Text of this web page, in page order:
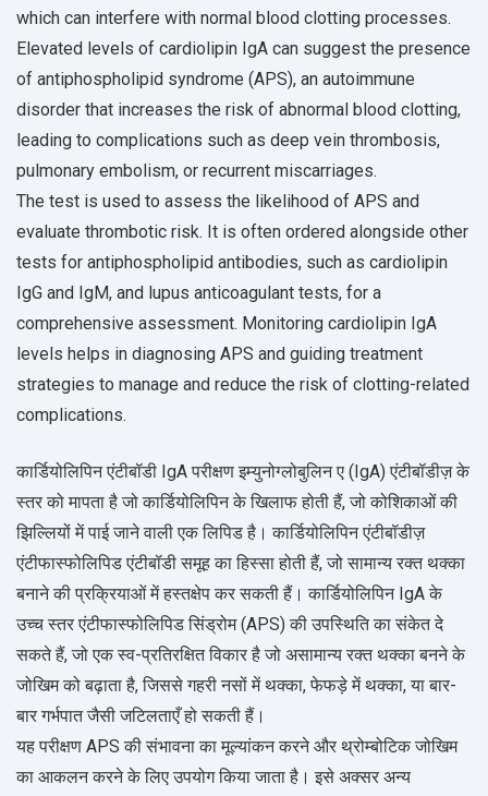
which can interfere with normal blood clotting processes.
Elevated levels of cardiolipin IgA can suggest the presence
of antiphospholipid syndrome (APS), an autoimmune
disorder that increases the risk of abnormal blood clotting,
leading to complications such as deep vein thrombosis,
pulmonary embolism, or recurrent miscarriages.
The test is used to assess the likelihood of APS and
evaluate thrombotic risk. It is often ordered alongside other
tests for antiphospholipid antibodies, such as cardiolipin
IgG and IgM, and lupus anticoagulant tests, for a
comprehensive assessment. Monitoring cardiolipin IgA
levels helps in diagnosing APS and guiding treatment
strategies to manage and reduce the risk of clotting-related
complications.
कार्डियोलिपिन एंटीबॉडी IgA परीक्षण इम्युनोग्लोबुलिन ए (IgA) एंटीबॉडीज़ के
स्तर को मापता है जो कार्डियोलिपिन के खिलाफ होती हैं, जो कोशिकाओं की
झिल्लियों में पाई जाने वाली एक लिपिड है। कार्डियोलिपिन एंटीबॉडीज़
एंटीफास्फोलिपिड एंटीबॉडी समूह का हिस्सा होती हैं, जो सामान्य रक्त थक्का
बनाने की प्रक्रियाओं में हस्तक्षेप कर सकती हैं। कार्डियोलिपिन IgA के
उच्च स्तर एंटीफास्फोलिपिड सिंड्रोम (APS) की उपस्थिति का संकेत दे
सकते हैं, जो एक स्व-प्रतिरक्षित विकार है जो असामान्य रक्त थक्का बनने के
जोखिम को बढ़ाता है, जिससे गहरी नसों में थक्का, फेफड़े में थक्का, या बार-
बार गर्भपात जैसी जटिलताएँ हो सकती हैं।
यह परीक्षण APS की संभावना का मूल्यांकन करने और थ्रोम्बोटिक जोखिम
का आकलन करने के लिए उपयोग किया जाता है। इसे अक्सर अन्य